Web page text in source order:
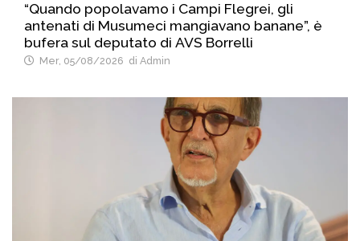
“Quando popolavamo i Campi Flegrei, gli
antenati di Musumeci mangiavano banane”, è
bufera sul deputato di AVS Borrelli
Mer, 05/08/2026 di Admin